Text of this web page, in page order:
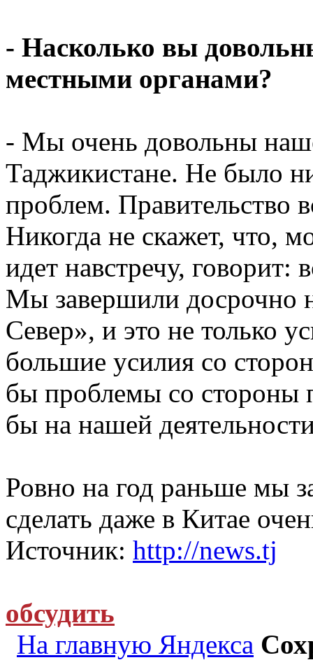
- Насколько вы
местными органами?
- Мы очень довольны
Таджикистане. Не было
проблем. Правительство
Никогда не скажет, что,
идет навстречу, говорит:
Мы завершили досрочно
Север», и это не только
большие усилия со
бы проблемы со стороны
бы на нашей
Ровно на год раньше мы
сделать даже в Китае
Источник: http://news.tj
обсудить
На главную Яндекса